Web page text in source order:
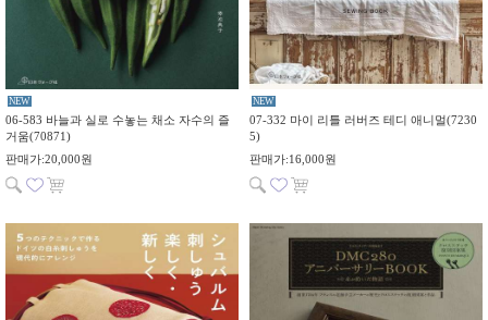
NEW
06-583 바늘과 실로 수놓는 채소 자수의 즐
거움(70871)
판매가:20,000원
NEW
07-332 마이 리틀 러버즈 테디 애니멀(7230
5)
판매가:16,000원